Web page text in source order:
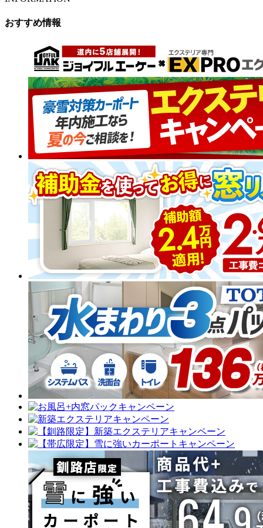
おすすめ情報